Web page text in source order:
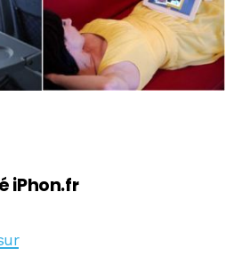
iPhon.fr